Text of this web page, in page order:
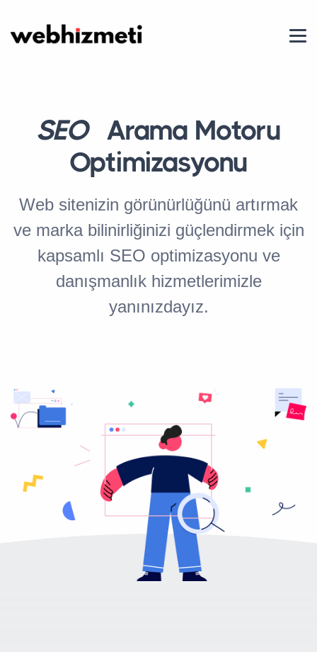
SEO Arama Motoru
Optimizasyonu
Web sitenizin görünürlüğünü artırmak
ve marka bilinirliğinizi güçlendirmek için
kapsamlı SEO optimizasyonu ve
danışmanlık hizmetlerimizle
yanınızdayız.